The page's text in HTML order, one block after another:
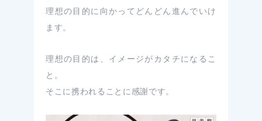
理想の目的に向かってどんどん進んでいけ
ます。
理想の目的は、イメージがカタチになるこ
と。
そこに携われることに感謝です。